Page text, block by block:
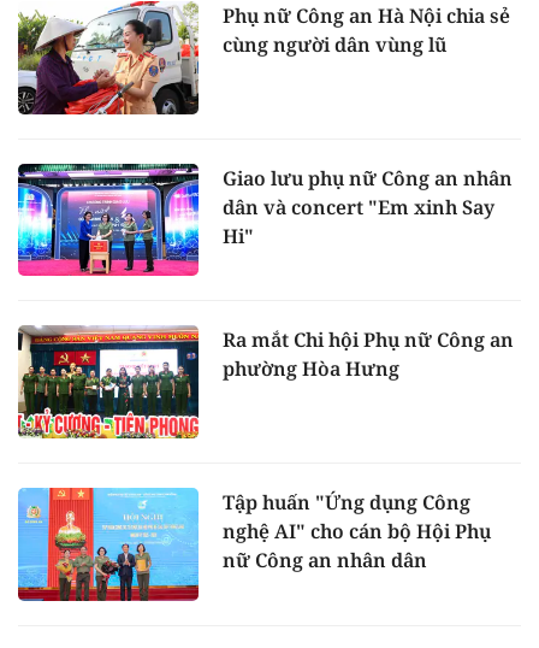
Phụ nữ Công an Hà Nội chia sẻ
cùng người dân vùng lũ
Giao lưu phụ nữ Công an nhân
dân và concert "Em xinh Say
Hi"
Ra mắt Chi hội Phụ nữ Công an
phường Hòa Hưng
Tập huấn "Ứng dụng Công
nghệ AI" cho cán bộ Hội Phụ
nữ Công an nhân dân